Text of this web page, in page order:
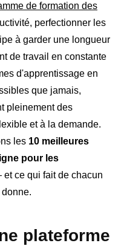
de formation des
perfectionner les
à garder une longueur
de travail en constante
d'apprentissage en
que jamais,
pleinement des
et à la demande.
les 10 meilleures
pour les
ce qui fait de chacun
plateforme